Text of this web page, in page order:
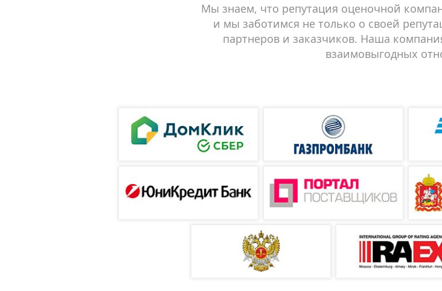
Мы знаем, что репутация оценочной
и мы заботимся не только о своей
партнеров и заказчиков. Наша
взаимовыгодных